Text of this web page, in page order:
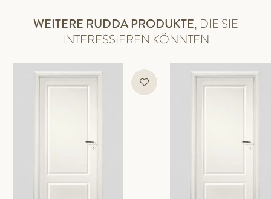
WEITERE RUDDA PRODUKTE, DIE SIE
INTERESSIEREN KÖNNTEN